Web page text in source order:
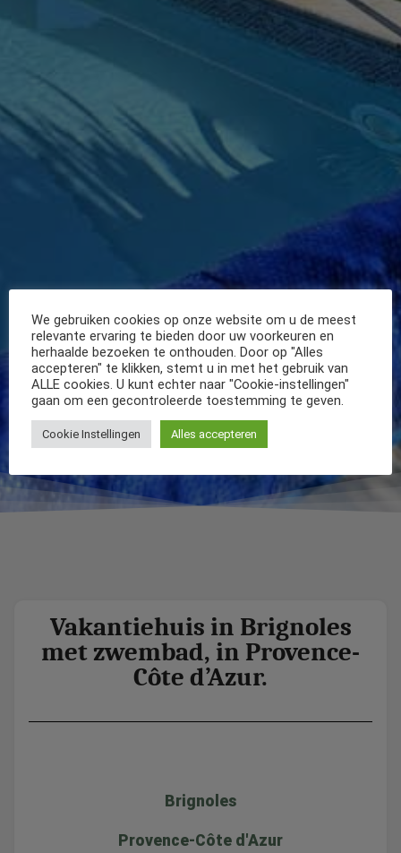
Vakantiehuis in Brignoles
met zwembad, in Provence-
Côte d’Azur.
Brignoles
Provence-Côte d'Azur
We gebruiken cookies op onze website om u de meest
relevante ervaring te bieden door uw voorkeuren en
herhaalde bezoeken te onthouden. Door op "Alles
accepteren" te klikken, stemt u in met het gebruik van
ALLE cookies. U kunt echter naar "Cookie-instellingen"
gaan om een gecontroleerde toestemming te geven.
Cookie Instellingen Alles accepteren